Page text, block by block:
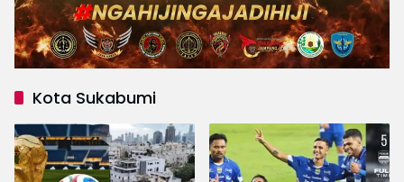
Kota Sukabumi